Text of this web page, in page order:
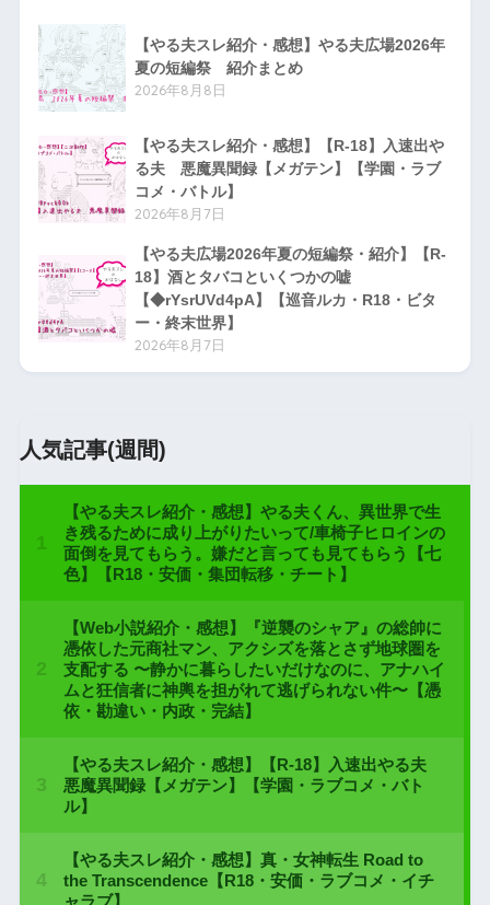
【やる夫スレ紹介・感想】やる夫広場2026年
夏の短編祭 紹介まとめ
2026年8月8日
【やる夫スレ紹介・感想】【R-18】入速出や
る夫 悪魔異聞録【メガテン】【学園・ラブ
コメ・バトル】
2026年8月7日
【やる夫広場2026年夏の短編祭・紹介】【R-
18】酒とタバコといくつかの嘘
【◆rYsrUVd4pA】【巡音ルカ・R18・ビタ
ー・終末世界】
2026年8月7日
人気記事(週間)